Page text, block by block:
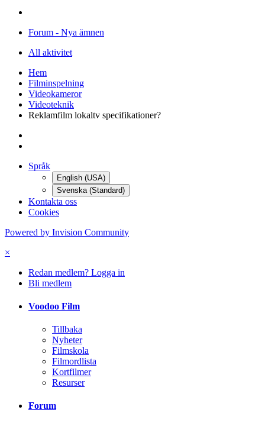
Forum - Nya ämnen
All aktivitet
Hem
Filminspelning
Videokameror
Videoteknik
Reklamfilm lokaltv specifikationer?
Språk
English (USA)
Svenska (Standard)
Kontakta oss
Cookies
Powered by Invision Community
×
Redan medlem? Logga in
Bli medlem
Voodoo Film
Tillbaka
Nyheter
Filmskola
Filmordlista
Kortfilmer
Resurser
Forum